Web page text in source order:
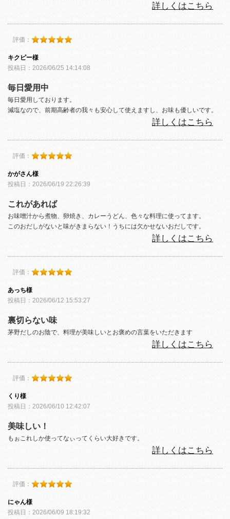
詳しくはこちら
評価：
キクピー様
投稿日：2026/06/25 14:14:08
毎日愛用中
毎日愛用しております。
減塩なので、前期高齢者の我々も安心して使えますし、お味も優しいです。
詳しくはこちら
評価：
かがさん様
投稿日：2026/06/19 22:26:39
これがあれば
お味噌汁から煮物、卵焼き、カレーうどん、色々な料理に使ってます。
このおだしがないと味がきまらない！うちには欠かせないおだしです。
詳しくはこちら
評価：
あっち様
投稿日：2026/06/12 15:53:27
裏切らない味
茅野だしのお陰で、料理が美味しいとお褒めの言葉をいただきます
詳しくはこちら
評価：
くり様
投稿日：2026/06/10 12:42:07
美味しい！
もぉこれしか使ってなぃってくらい大好きです。
詳しくはこちら
評価：
にゃん様
投稿日：2026/06/09 18:19:32